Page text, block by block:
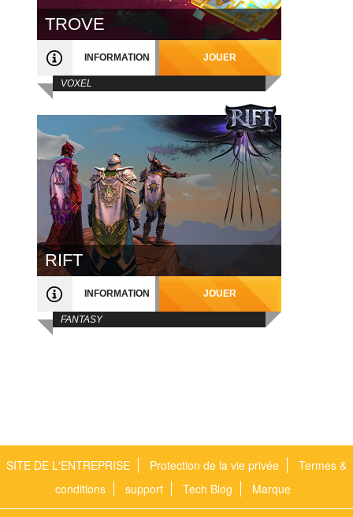
TROVE
INFORMATION JOUER
VOXEL
RIFT
INFORMATION JOUER
FANTASY
SITE DE L'ENTREPRISE Protection de la vie privée
Termes &
conditions
support Tech Blog Marque